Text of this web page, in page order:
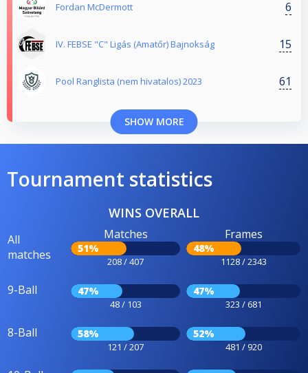
Fordan McDermott 6
IV. FEBSE "C" Ligás (Amatőr) Bajnokság 15
Pool Ranglista (nem hivatalos) 2023 61
SHOW MORE
Tournament statistics
WINS OVERALL
All
matches
Matches
51%
208 / 407
Frames
48%
1128 / 2343
9-Ball 47%
48 / 103
47%
323 / 681
8-Ball 58%
121 / 207
52%
481 / 920